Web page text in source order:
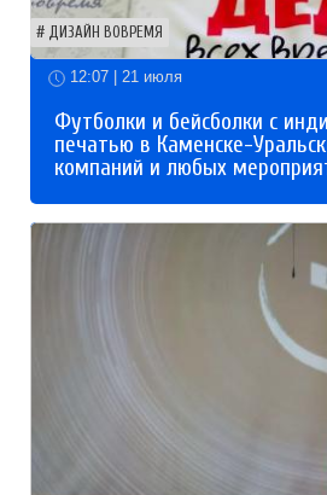
ДИЗАЙН ВОВРЕМЯ
12:07 | 21 июля
Футболки и бейсболки с
печатью в Каменске-
компаний и любых